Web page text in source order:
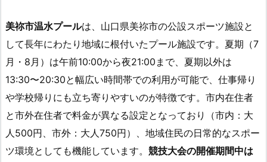
美祢市温水プールは、山口県美祢市の公設スポーツ施設と
して長年にわたり地域に根付いたプール施設です。夏期（7
月・8月）は午前10:00から夜21:00まで、夏期以外は
13:30〜20:30と幅広い時間帯での利用が可能で、仕事帰り
や学校帰りにも立ち寄りやすいのが特徴です。市内在住者
と市外在住者で料金が異なる設定となっており（市内：大
人500円、市外：大人750円）、地域住民の日常的なスポー
ツ環境としても機能しています。 競技大会の開催期間中は